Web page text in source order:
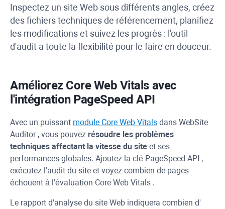
Inspectez un site Web sous différents angles, créez
des fichiers techniques de référencement, planifiez
les modifications et suivez les progrès : l'outil
d'audit a toute la flexibilité pour le faire en douceur.
Améliorez Core Web Vitals avec
l'intégration PageSpeed API
Avec un puissant module Core Web Vitals dans WebSite
Auditor, vous pouvez résoudre les problèmes
techniques affectant la vitesse du site et ses
performances globales. Ajoutez la clé PageSpeed API ,
exécutez l'audit du site et voyez combien de pages
échouent à l'évaluation Core Web Vitals .
Le rapport d'analyse du site Web indiquera combien d'